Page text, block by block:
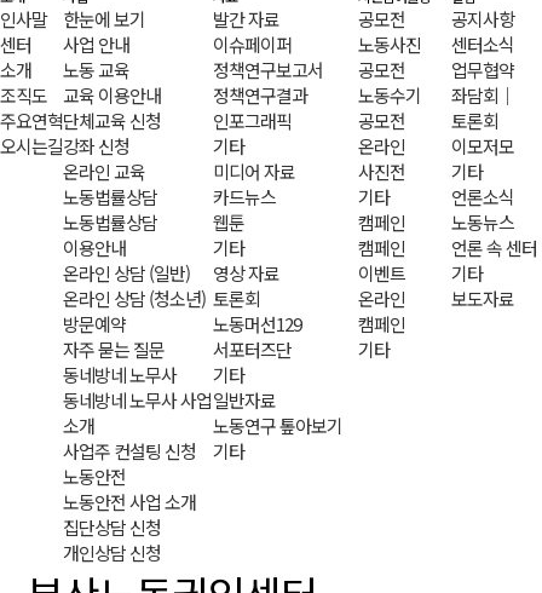
인사말
센터
소개
조직도
주요연혁
오시는길
한눈에 보기
사업 안내
노동 교육
교육 이용안내
단체교육 신청
강좌 신청
온라인 교육
노동법률상담
노동법률상담
이용안내
온라인 상담 (일반)
온라인 상담 (청소년)
방문예약
자주 묻는 질문
동네방네 노무사
동네방네 노무사 사업
소개
사업주 컨설팅 신청
노동안전
노동안전 사업 소개
집단상담 신청
개인상담 신청
발간 자료
이슈페이퍼
정책연구보고서
정책연구결과
인포그래픽
기타
미디어 자료
카드뉴스
웹툰
기타
영상 자료
토론회
노동머선129
서포터즈단
기타
일반자료
노동연구 톺아보기
기타
공모전
노동사진
공모전
노동수기
공모전
온라인
사진전
기타
캠페인
캠페인
이벤트
온라인
캠페인
기타
공지사항
센터소식
업무협약
좌담회｜
토론회
이모저모
기타
언론소식
노동뉴스
언론 속 센터
기타
보도자료